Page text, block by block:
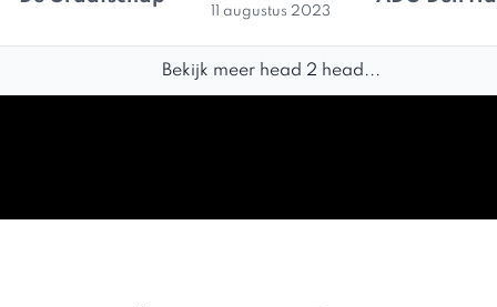
11 augustus 2023
Bekijk meer head 2 head...